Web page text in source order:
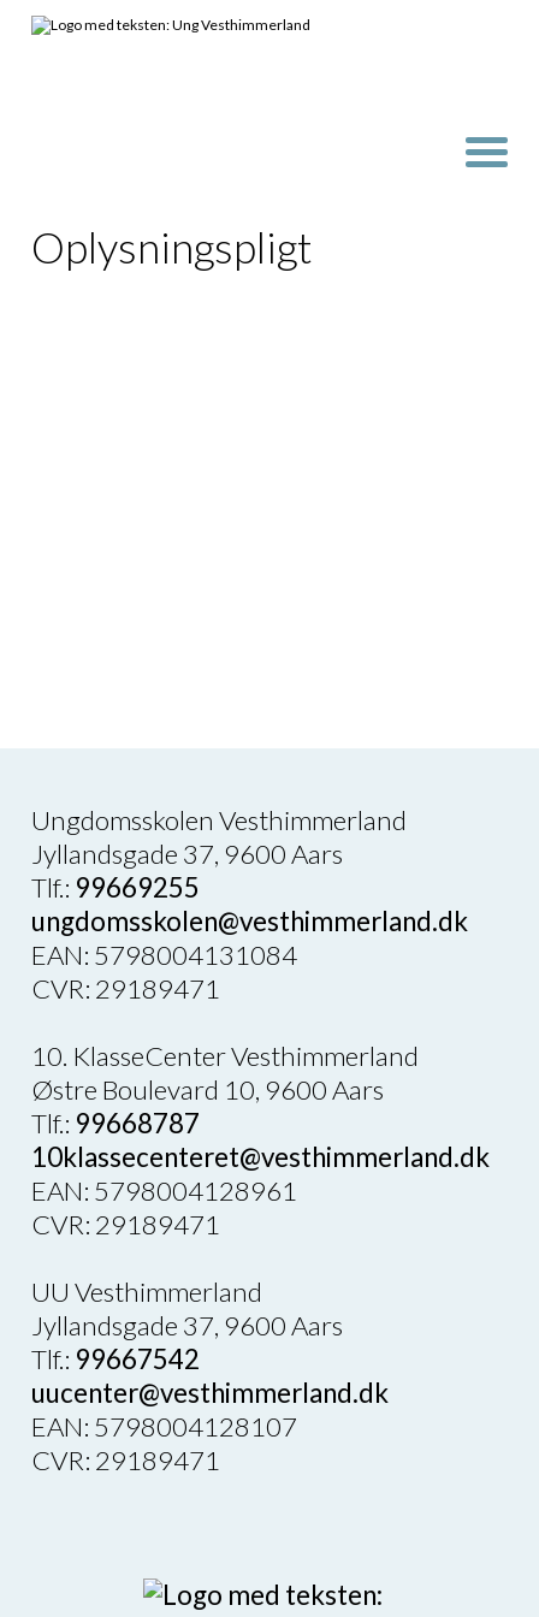
Oplysningspligt
Ungdomsskolen Vesthimmerland
Jyllandsgade 37, 9600 Aars
Tlf.: 99669255
ungdomsskolen@vesthimmerland.dk
EAN: 5798004131084
CVR: 29189471
10. KlasseCenter Vesthimmerland
Østre Boulevard 10, 9600 Aars
Tlf.: 99668787
10klassecenteret@vesthimmerland.dk
EAN: 5798004128961
CVR: 29189471
UU Vesthimmerland
Jyllandsgade 37, 9600 Aars
Tlf.: 99667542
uucenter@vesthimmerland.dk
EAN: 5798004128107
CVR: 29189471